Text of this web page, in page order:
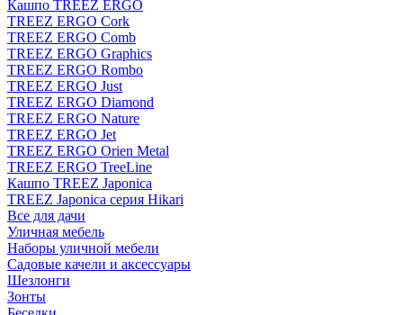
Кашпо TREEZ ERGO
TREEZ ERGO Cork
TREEZ ERGO Comb
TREEZ ERGO Graphics
TREEZ ERGO Rombo
TREEZ ERGO Just
TREEZ ERGO Diamond
TREEZ ERGO Nature
TREEZ ERGO Jet
TREEZ ERGO Orien Metal
TREEZ ERGO TreeLine
Кашпо TREEZ Japonica
TREEZ Japonica серия Hikari
Все для дачи
Уличная мебель
Наборы уличной мебели
Садовые качели и аксессуары
Шезлонги
Зонты